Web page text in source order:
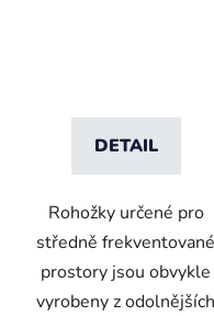
DETAIL
Rohožky určené pro
středně frekventované
prostory jsou obvykle
vyrobeny z odolnějších